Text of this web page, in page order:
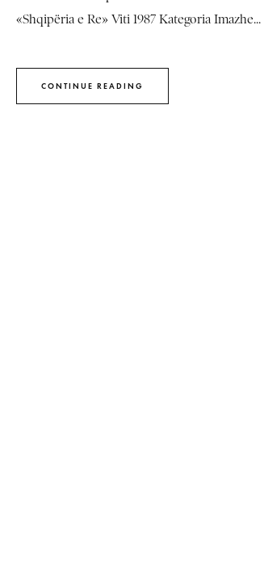
«Shqipëria e Re» Viti 1987 Kategoria Imazhe...
CONTINUE READING